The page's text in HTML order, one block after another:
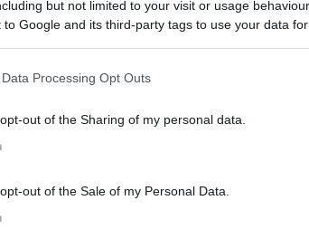
but not limited to your visit or usage
to Google and its third-party tags to use your data
Processing Opt Outs
out of the Sharing of my personal data.
out of the Sale of my Personal Data.
siamo dei vostri . ciao luigi
e partiamo mercoledì nel primo pomeriggio,
vi abbracciamo forte tutti quanti e
mattina e penso di andare a Bobbio, e sabato